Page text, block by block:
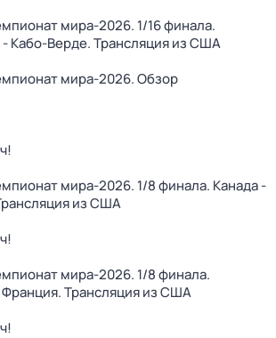
мира-2026. 1/16 финала.
Кабо-Верде. Трансляция из США
мира-2026. Обзор
мира-2026. 1/8 финала. Канада -
из США
мира-2026. 1/8 финала.
Франция. Трансляция из США